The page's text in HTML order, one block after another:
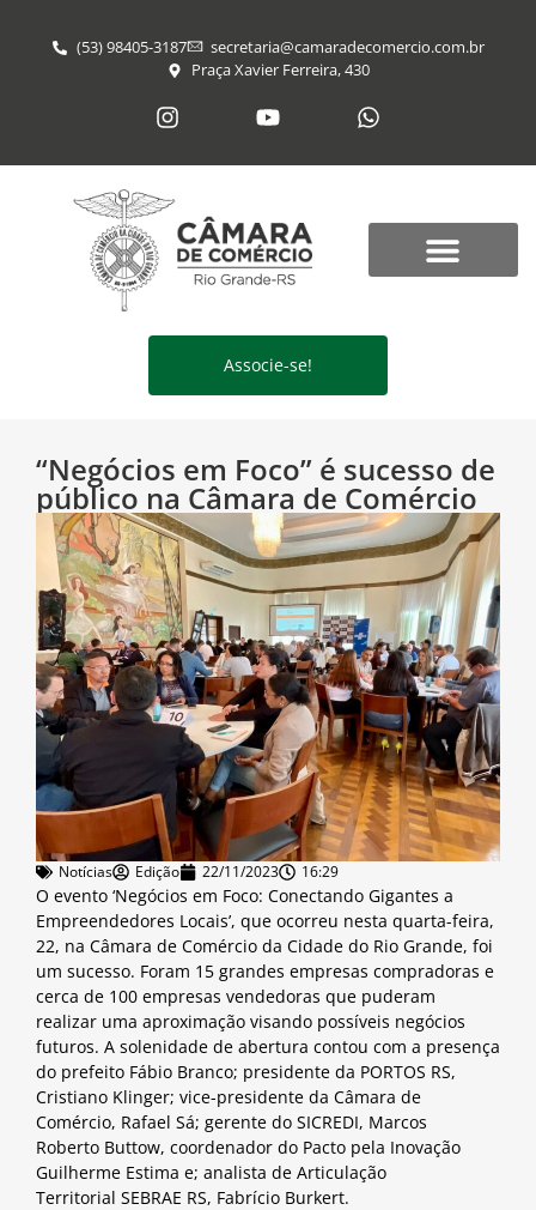
(53) 98405-3187
secretaria@​camaradecomercio.com.br
Praça Xavier Ferreira, 430
Associe-se!
“Negócios em Foco” é sucesso de
público na Câmara de Comércio
Notícias Edição 22/11/2023 16:29
O evento ‘Negócios em Foco: Conectando Gigantes a
Empreendedores Locais’, que ocorreu nesta quarta-feira,
22, na Câmara de Comércio da Cidade do Rio Grande, foi
um sucesso. Foram 15 grandes empresas compradoras e
cerca de 100 empresas vendedoras que puderam
realizar uma aproximação visando possíveis negócios
futuros. A solenidade de abertura contou com a presença
do prefeito Fábio Branco; presidente da PORTOS RS,
Cristiano Klinger; vice-presidente da Câmara de
Comércio, Rafael Sá; gerente do SICREDI, Marcos
Roberto Buttow, coordenador do Pacto pela Inovação
Guilherme Estima e; analista de Articulação
Territorial SEBRAE RS, Fabrício Burkert.